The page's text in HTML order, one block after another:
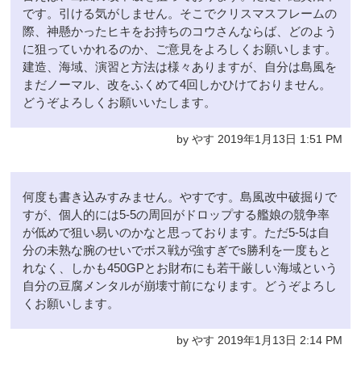
です。引ける気がしません。そこでクリスマスフレームの
際、神懸かったヒキをお持ちのコウさんならば、どのよう
に狙っていかれるのか、ご意見をよろしくお願いします。
建造、海域、演習と方法は様々ありますが、自分は島風を
まだノーマル、改をふくめて4回しかひけておりません。
どうぞよろしくお願いいたします。
by やす 2019年1月13日 1:51 PM
何度も書き込みすみません。やすです。島風改中破掘りで
すが、個人的には5-5の周回がドロップする艦娘の競争率
が低めで狙い易いのかなと思っております。ただ5-5は自
分の未熟な腕のせいでボス戦が強すぎでs勝利を一度もと
れなく、しかも450GPとお財布にも若干厳しい海域という
自分の豆腐メンタルが崩壊寸前になります。どうぞよろし
くお願いします。
by やす 2019年1月13日 2:14 PM